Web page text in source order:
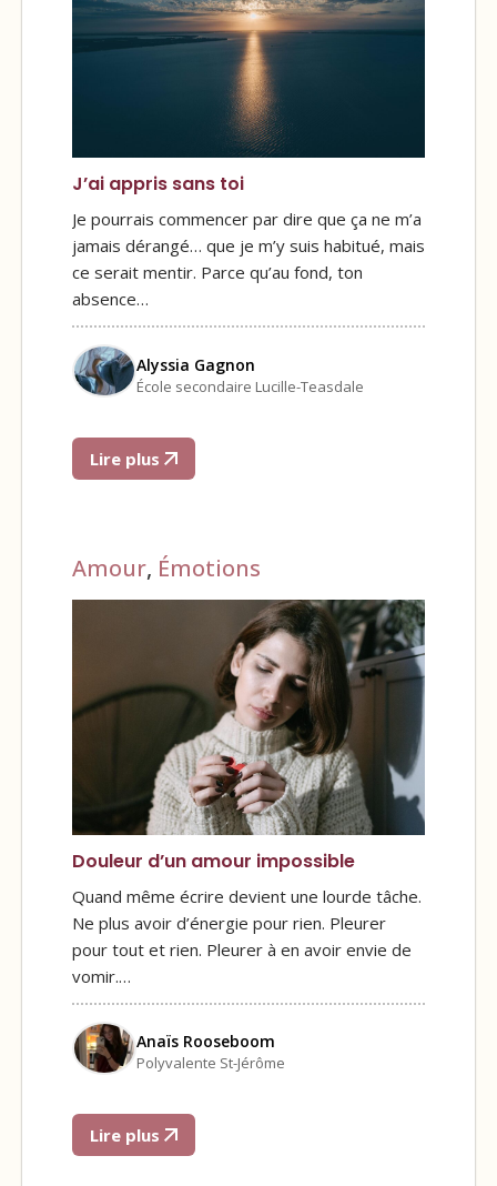
J’ai appris sans toi
Je pourrais commencer par dire que ça ne m’a
jamais dérangé… que je m’y suis habitué, mais
ce serait mentir. Parce qu’au fond, ton
absence…
Alyssia Gagnon
École secondaire Lucille-Teasdale
Lire plus
Amour, Émotions
Douleur d’un amour impossible
Quand même écrire devient une lourde tâche.
Ne plus avoir d’énergie pour rien. Pleurer
pour tout et rien. Pleurer à en avoir envie de
vomir.…
Anaïs Rooseboom
Polyvalente St-Jérôme
Lire plus